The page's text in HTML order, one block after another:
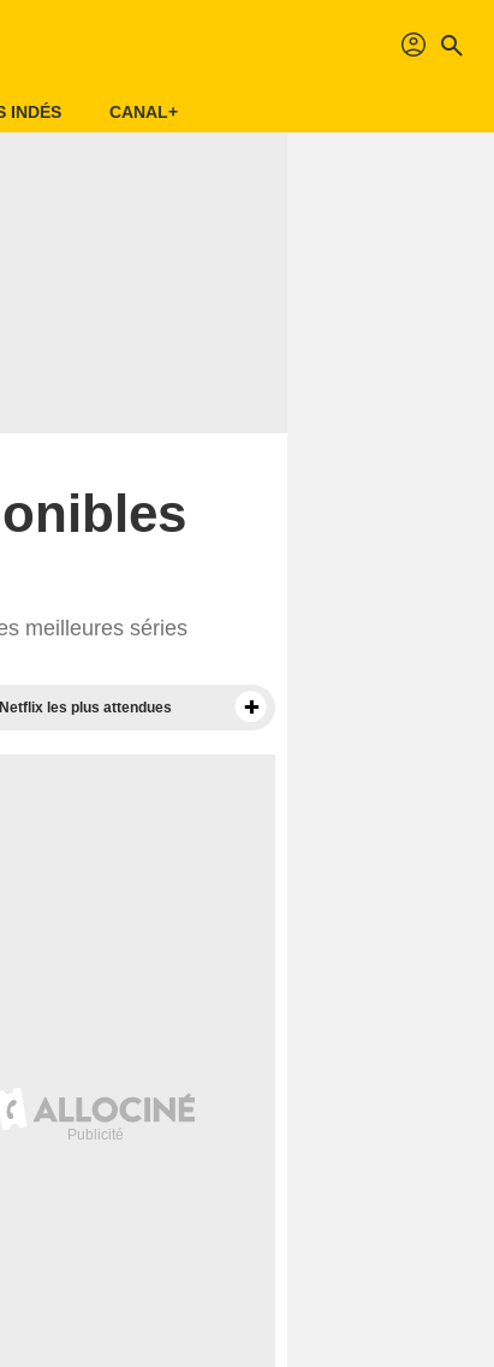
profil search
INDÉS CANAL+
meilleures séries
les plus attendues